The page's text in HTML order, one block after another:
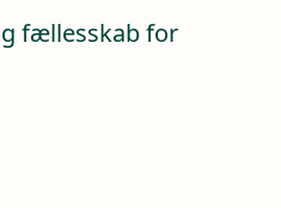
fællesskab for